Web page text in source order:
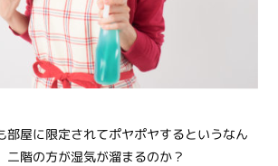
部屋に限定されてポヤポヤするというなん
二階の方が湿気が溜まるのか？